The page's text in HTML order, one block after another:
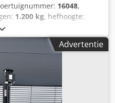
16048,
1.200 kg, hefhoogte:
, bouwhoogte:2.080 mm,
1.150 mm
Csdpfx Aeykc Rrsh Ejha
Advertentie